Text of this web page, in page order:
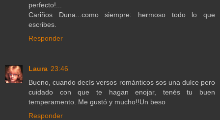
perfecto!...
Cariños Duna...como siempre: hermoso todo lo que
escribes.
Responder
Laura 23:46
Bueno, cuando decís versos románticos sos una dulce pero
cuidado con que te hagan enojar, tenés tu buen
temperamento. Me gustó y mucho!!Un beso
Responder